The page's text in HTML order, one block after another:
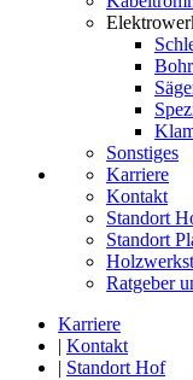
Sonstiges
Karriere
Kontakt
Standort
Standort
Ratgeber
Karriere
| Kontakt
| Standort Hof